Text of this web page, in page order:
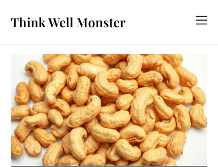
content
Think Well Monster